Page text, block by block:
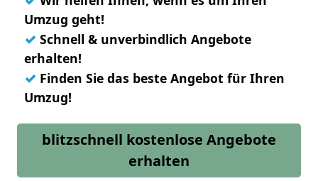
Umzug geht!
✓ Schnell & unverbindlich Angebote
erhalten!
✓ Finden Sie das beste Angebot für Ihren
Umzug!
blitzschnell kostenlose Angebote
erhalten